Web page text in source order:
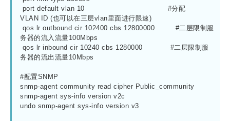
port default vlan 10                                    #分配
VLAN ID (也可以在三层vlan里面进行限速)
qos lr outbound cir 102400 cbs 12800000         #二层限制服
务器的流入流量100Mbps
qos lr inbound cir 10240 cbs 1280000            #二层限制服
务器的流出流量10Mbps
#配置SNMP
snmp-agent community read cipher Public_community
snmp-agent sys-info version v2c
undo snmp-agent sys-info version v3